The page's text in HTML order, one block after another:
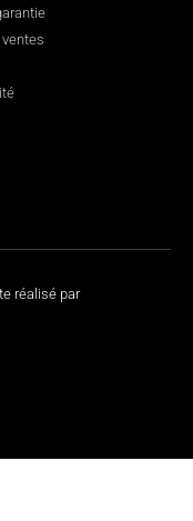
réalisé par